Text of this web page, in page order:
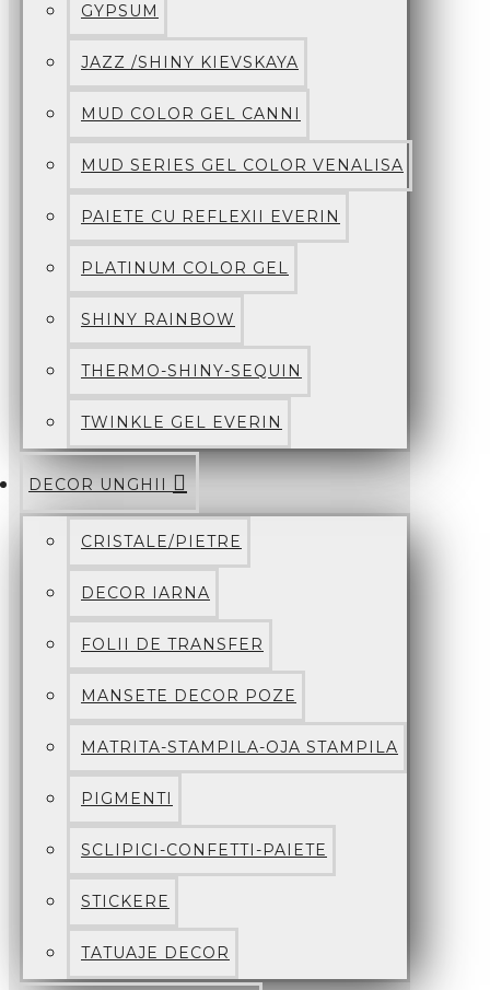
GYPSUM
JAZZ /SHINY KIEVSKAYA
MUD COLOR GEL CANNI
MUD SERIES GEL COLOR VENALISA
PAIETE CU REFLEXII EVERIN
PLATINUM COLOR GEL
SHINY RAINBOW
THERMO-SHINY-SEQUIN
TWINKLE GEL EVERIN
DECOR UNGHII
CRISTALE/PIETRE
DECOR IARNA
FOLII DE TRANSFER
MANSETE DECOR POZE
MATRITA-STAMPILA-OJA STAMPILA
PIGMENTI
SCLIPICI-CONFETTI-PAIETE
STICKERE
TATUAJE DECOR